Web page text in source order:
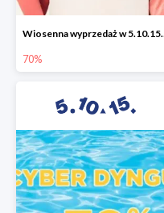
Wiosenna
70%